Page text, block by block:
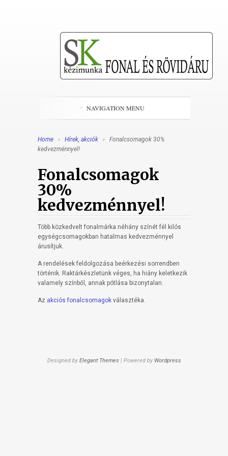
NAVIGATION MENU
Home » Hírek, akciók »
Fonalcsomagok 30%
kedvezménnyel!
Fonalcsomagok
30%
kedvezménnyel!
Több közkedvelt fonalmárka néhány színét fél kilós
egységcsomagokban hatalmas kedvezménnyel
árusítjuk.
A rendelések feldolgozása beérkezési sorrendben
történik. Raktárkészletünk véges, ha hiány keletkezik
valamely színből, annak pótlása bizonytalan.
Az akciós fonalcsomagok választéka.
Designed by Elegant Themes | Powered by Wordpress